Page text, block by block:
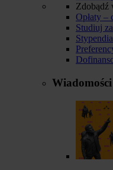
Zdobądź
Opłaty –
Studiuj